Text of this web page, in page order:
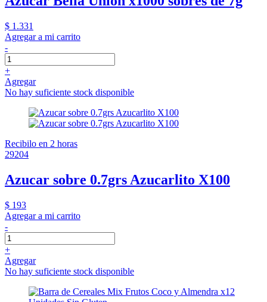
$ 1.331
Agregar a mi carrito
-
+
Agregar
No hay suficiente stock disponible
Recibilo en 2 horas
29204
Azucar sobre 0.7grs Azucarlito X100
$ 193
Agregar a mi carrito
-
+
Agregar
No hay suficiente stock disponible